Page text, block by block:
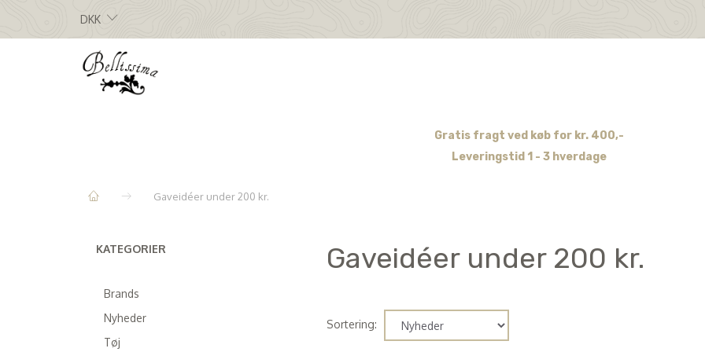
DKK
Gratis fragt ved køb for kr. 400,-
Leveringstid 1 - 3 hverdage
Gaveidéer under 200 kr.
KATEGORIER
Brands
Nyheder
Tøj
Gaveidéer under 200 kr.
Sortering: